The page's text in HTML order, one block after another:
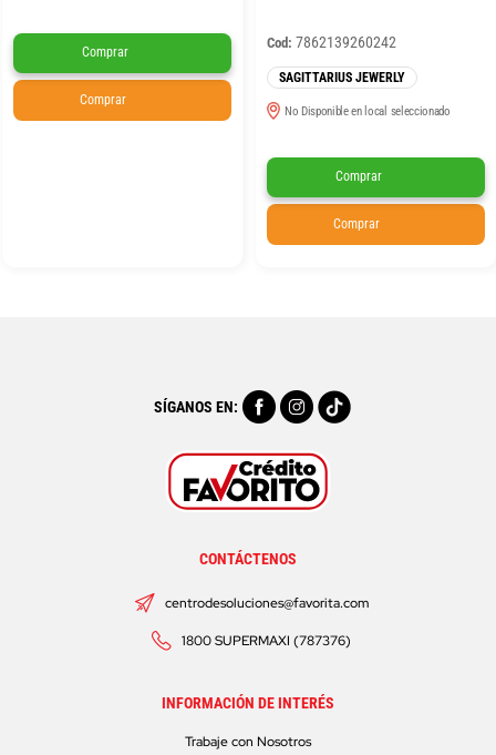
Comprar
Comprar
Cod: 7862139260242
SAGITTARIUS JEWERLY
No Disponible en local seleccionado
Comprar
Comprar
SÍGANOS EN:
CONTÁCTENOS
centrodesoluciones@favorita.com
1800 SUPERMAXI (787376)
INFORMACIÓN DE INTERÉS
Trabaje con Nosotros